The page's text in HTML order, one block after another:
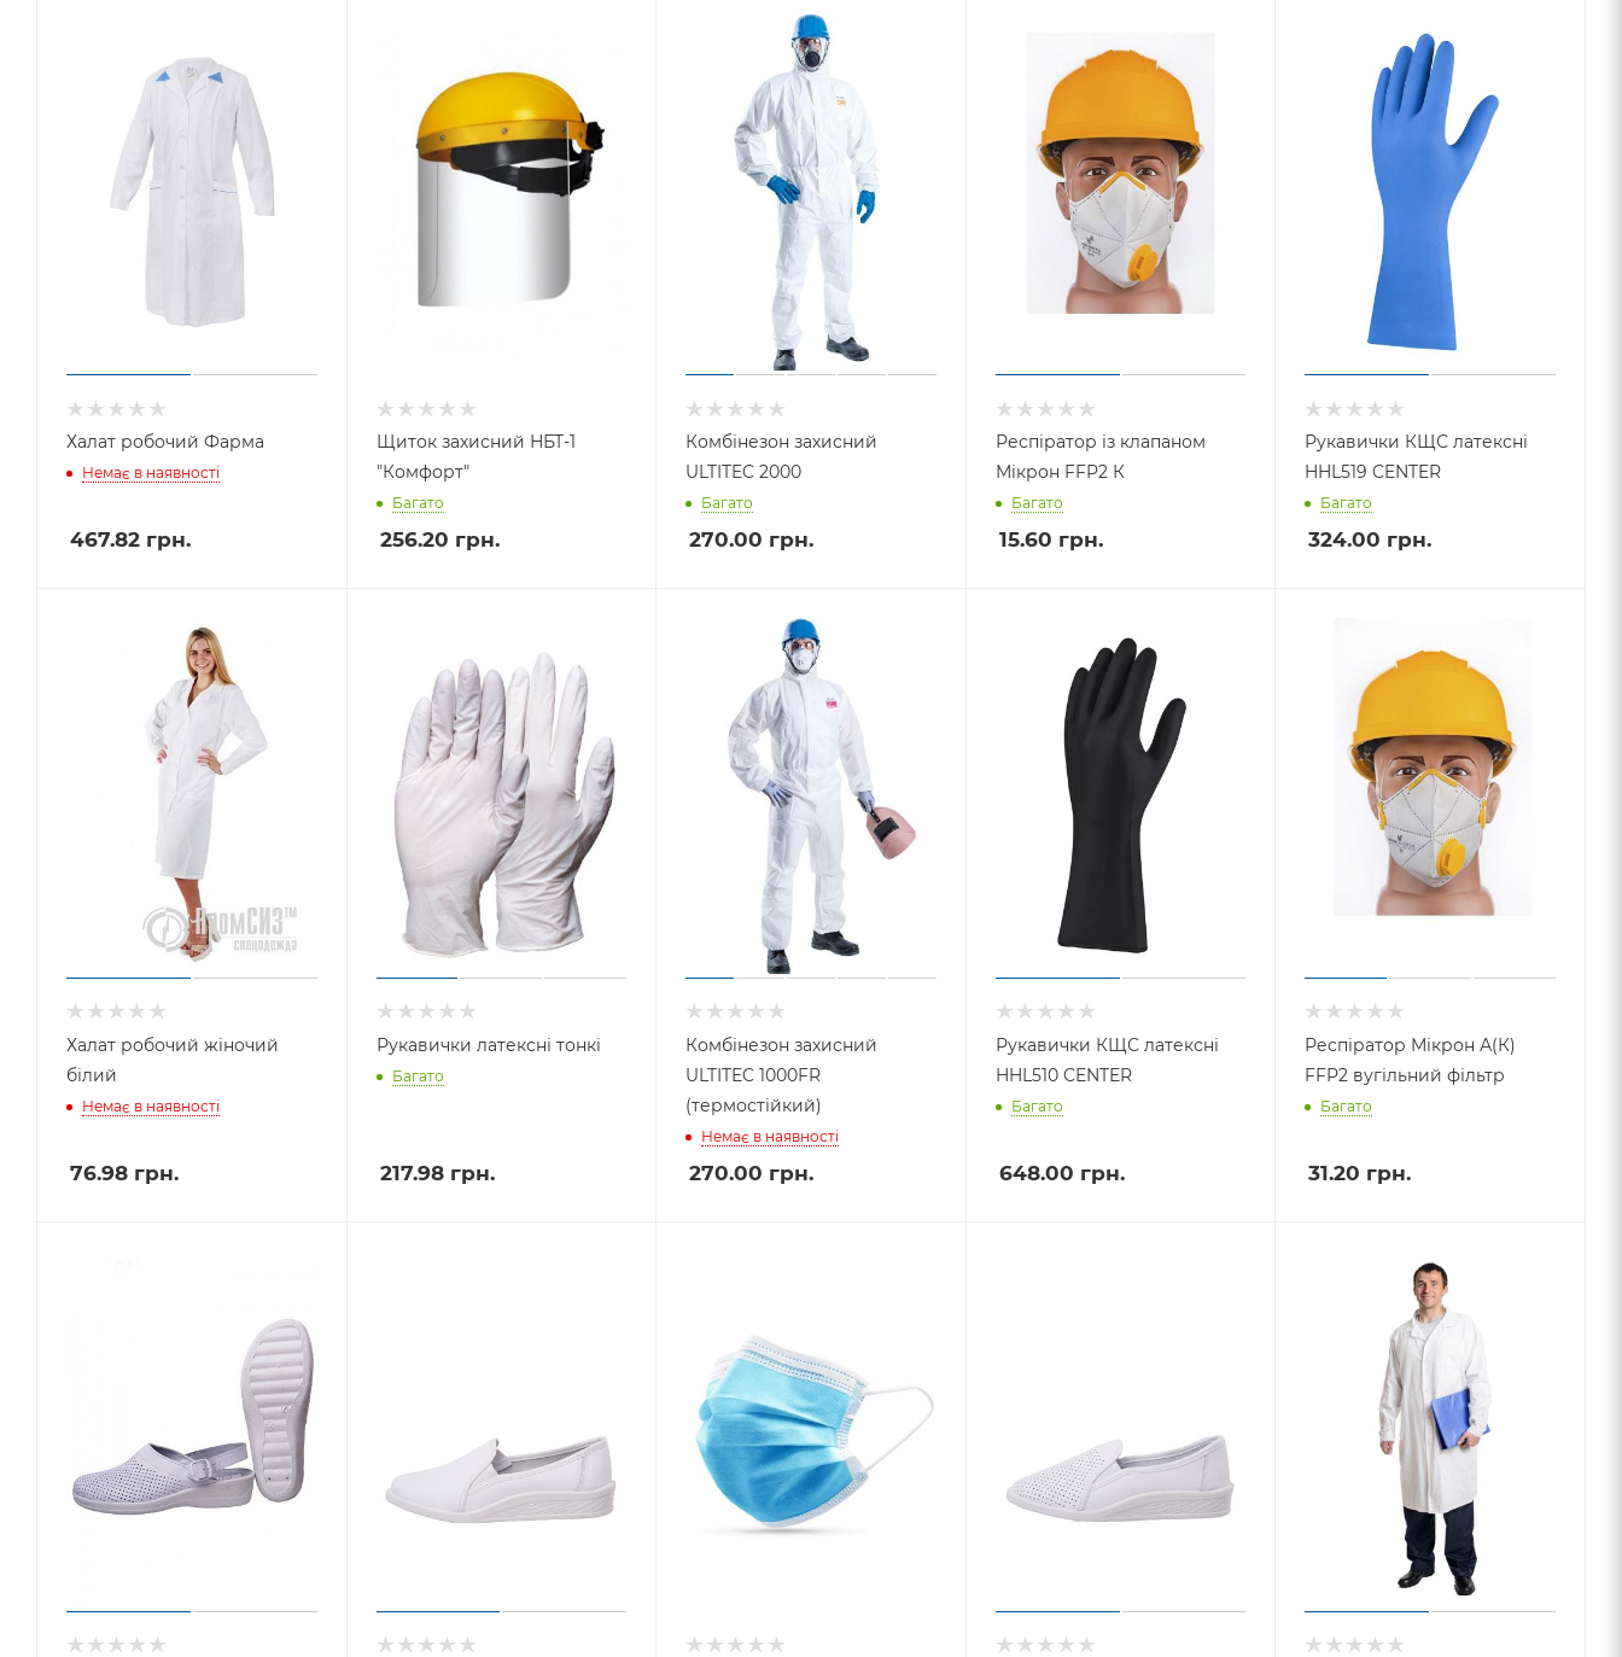
Халат робочий Фарма
Немає в наявності
467.82 грн.
Щиток захисний НБТ-1
"Комфорт"
Багато
256.20 грн.
Комбінезон захисний
ULTITEC 2000
Багато
270.00 грн.
Респіратор із клапаном
Мікрон FFP2 К
Багато
15.60 грн.
Рукавички КЩС латексні
HHL519 CENTER
Багато
324.00 грн.
Халат робочий жіночий
білий
Немає в наявності
76.98 грн.
Рукавички латексні тонкі
Багато
217.98грн.
Комбінезон захисний
ULTITEC 1000FR
(термостійкий)
Немає в наявності
270.00 грн.
Рукавички КЩС латексні
HHL510 CENTER
Багато
648.00 грн.
Респіратор Мікрон А(К)
FFP2 вугільний фільтр
Багато
31.20 грн.